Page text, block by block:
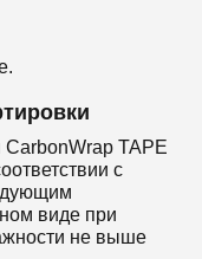
TAPE
с
виде при
не выше